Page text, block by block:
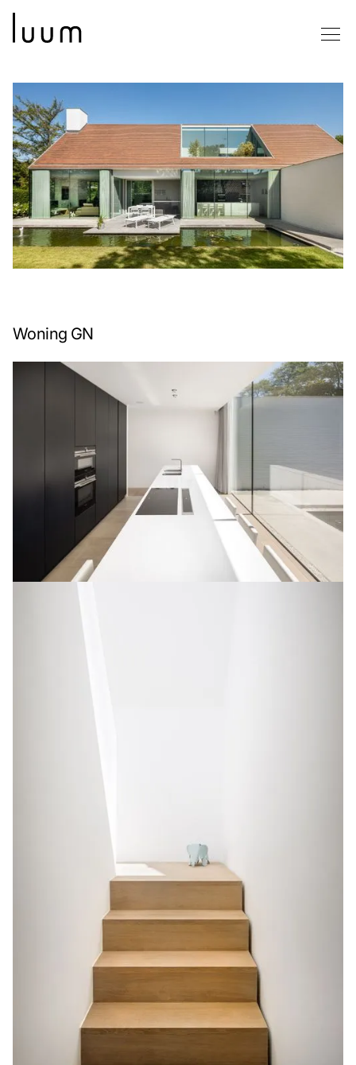
Woning GN